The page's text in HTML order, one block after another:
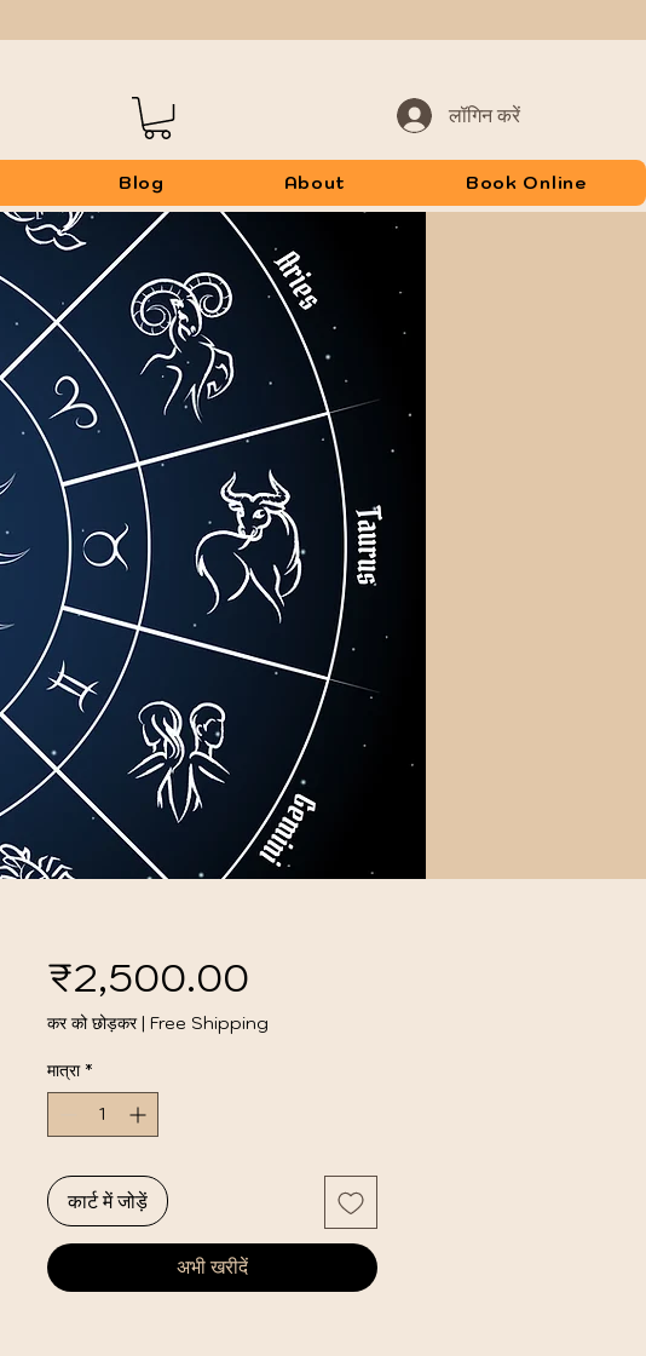
लॉगिन करें
Blog About Book Online
₹2,500.00मूल्य
कर को छोड़कर| Free Shipping
मात्रा *
कार्ट में जोड़ें
अभी खरीदें